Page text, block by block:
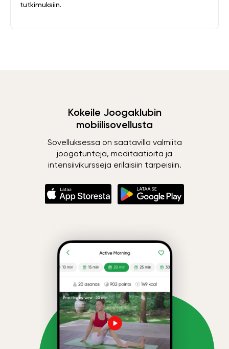
tutkimuksiin.
Kokeile Joogaklubin
mobiilisovellusta
Sovelluksessa on saatavilla valmiita
joogatunteja, meditaatioita ja
intensiivikursseja erilaisiin tarpeisiin.